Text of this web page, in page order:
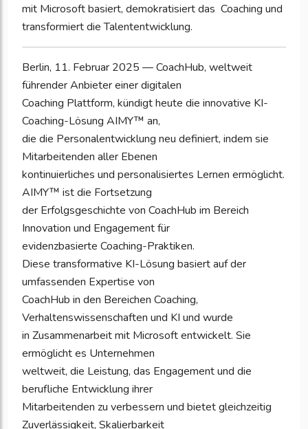
mit Microsoft basiert, demokratisiert das Coaching und
transformiert die Talententwicklung.
Berlin, 11. Februar 2025 — CoachHub, weltweit
führender Anbieter einer digitalen
Coaching Plattform, kündigt heute die innovative KI-
Coaching-Lösung AIMY™ an,
die die Personalentwicklung neu definiert, indem sie
Mitarbeitenden aller Ebenen
kontinuierliches und personalisiertes Lernen ermöglicht.
AIMY™ ist die Fortsetzung
der Erfolgsgeschichte von CoachHub im Bereich
Innovation und Engagement für
evidenzbasierte Coaching-Praktiken.
Diese transformative KI-Lösung basiert auf der
umfassenden Expertise von
CoachHub in den Bereichen Coaching,
Verhaltenswissenschaften und KI und wurde
in Zusammenarbeit mit Microsoft entwickelt. Sie
ermöglicht es Unternehmen
weltweit, die Leistung, das Engagement und die
berufliche Entwicklung ihrer
Mitarbeitenden zu verbessern und bietet gleichzeitig
Zuverlässigkeit, Skalierbarkeit